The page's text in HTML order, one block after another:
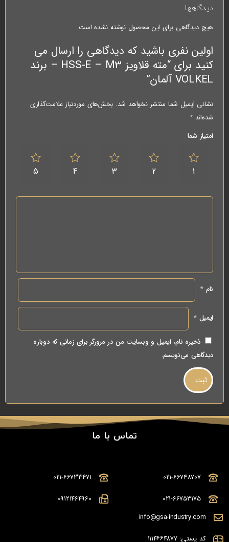
دیدگاهها
هیچ دیدگاهی برای این محصول نوشته نشده است.
اولین نفری باشید که دیدگاهی را ارسال می
کنید برای “مته قلاویز HSS-E – M3 – برند
VOLKEL آلمان”
نشانی ایمیل شما منتشر نخواهد شد. بخش‌های موردنیاز علامت‌گذاری
شده‌اند*
امتیاز شما
1
2
3
4
5
نام*
ایمیل*
ذخیره نام، ایمیل و وبسایت من در مرورگر برای زمانی که دوباره
دیدگاهی می‌نویسم.
تماس با ما
021-66748707
021-66753175
021-66733471
09121464960
info@gsa-industry.com
کد پستی: ۱۱۱۴۶۶۴۸۷۷